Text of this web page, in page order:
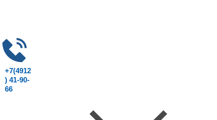
+7(4912
) 41-90-
66